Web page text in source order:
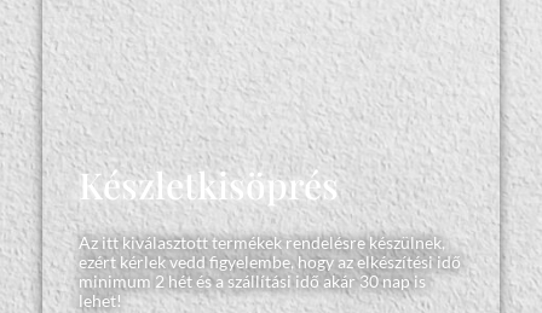
Készletkisöprés
Az itt kiválasztott termékek rendelésre készülnek,
ezért kérlek vedd figyelembe, hogy az elkészítési idő
minimum 2 hét és a szállítási idő akár 30 nap is
lehet!